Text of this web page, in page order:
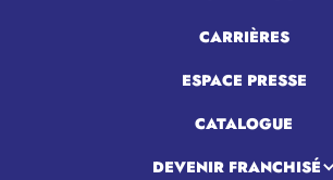
CARRIÈRES
ESPACE PRESSE
CATALOGUE
DEVENIR FRANCHISÉ